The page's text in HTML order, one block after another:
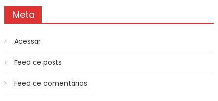
Meta
Acessar
Feed de posts
Feed de comentários